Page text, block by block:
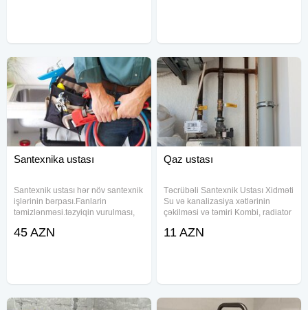
Santexnika ustası
Santexnik ustası hər növ santexnik
işlərinin bərpası.Fanlarin
təmizlənməsi.təzyiqin vurulması,
təmiri Kombi ustası Santexnik
45 AZN
Qaz ustası
Təcrübəli Santexnik Ustası Xidməti
Su və kanalizasiya xətlərinin
çəkilməsi və təmiri Kombi, radiator
quraşdırılması Sızma, tıxanma və
11 AZN